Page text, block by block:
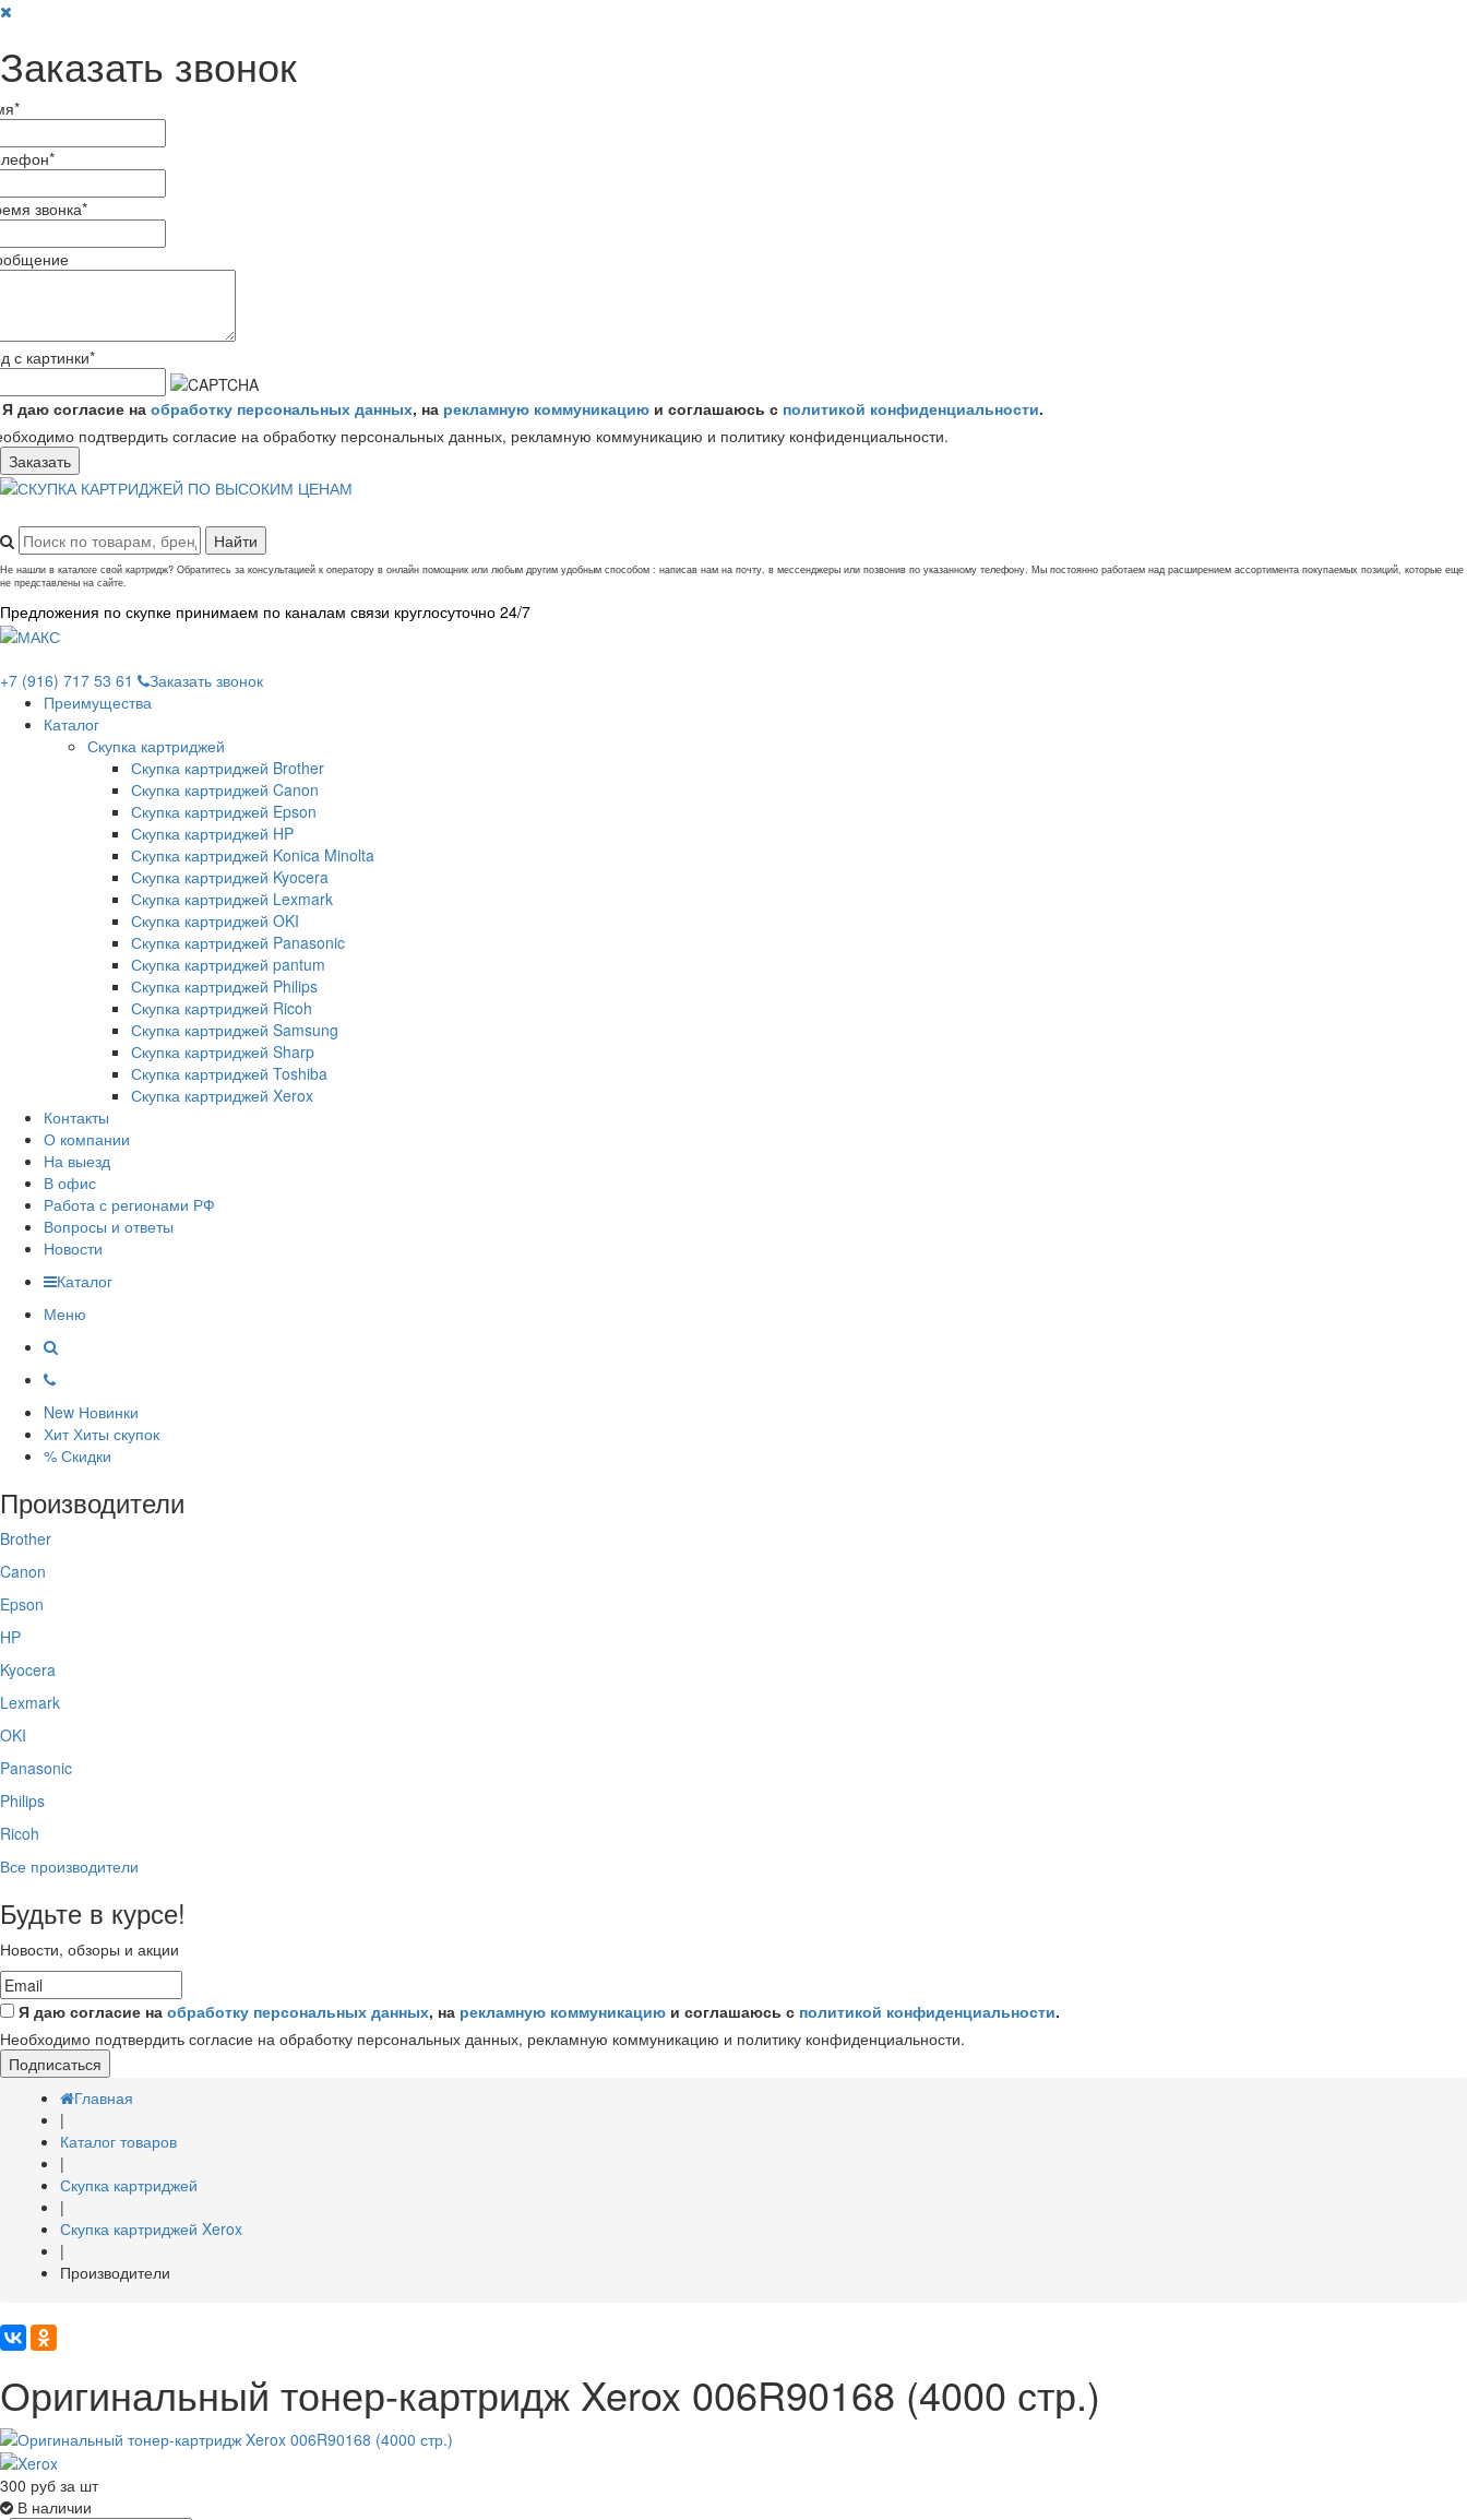
Заказать звонок
*
*
звонка*
с картинки*
Я даю согласие на обработку персональных данных, на рекламную коммуникацию и соглашаюсь с политикой конфиденциальности.
подтвердить согласие на обработку персональных данных, рекламную коммуникацию и политику конфиденциальности.
Заказать
Не нашли в каталоге свой картридж? Обратитесь за консультацией к оператору в онлайн помощник или любым другим удобным способом : написав нам на почту, в мессенджеры или позвонив по указанному телефону. Мы постоянно работаем над расширением ассортимента покупаемых позиций, которые еще
не представлены на сайте.
Предложения по скупке принимаем по каналам связи круглосуточно 24/7
+7 (916) 717 53 61
Заказать звонок
Преимущества
Каталог
Скупка картриджей
Скупка картриджей Brother
Скупка картриджей Canon
Скупка картриджей Epson
Скупка картриджей HP
Скупка картриджей Konica Minolta
Скупка картриджей Kyocera
Скупка картриджей Lexmark
Скупка картриджей OKI
Скупка картриджей Panasonic
Скупка картриджей pantum
Скупка картриджей Philips
Скупка картриджей Ricoh
Скупка картриджей Samsung
Скупка картриджей Sharp
Скупка картриджей Toshiba
Скупка картриджей Xerox
Контакты
О компании
На выезд
В офис
Работа с регионами РФ
Вопросы и ответы
Новости
Каталог
Меню
New Новинки
Хит Хиты скупок
% Скидки
Производители
Brother
Canon
Epson
HP
Kyocera
Lexmark
OKI
Panasonic
Philips
Ricoh
Все производители
Будьте в курсе!
Новости, обзоры и акции
Я даю согласие на обработку персональных данных, на рекламную коммуникацию и соглашаюсь с политикой конфиденциальности.
Необходимо подтвердить согласие на обработку персональных данных, рекламную коммуникацию и политику конфиденциальности.
Подписаться
Главная
|
Каталог товаров
|
Скупка картриджей
|
Скупка картриджей Xerox
|
Производители
Оригинальный тонер-картридж Xerox 006R90168 (4000 стр.)
300 руб за шт
В наличии